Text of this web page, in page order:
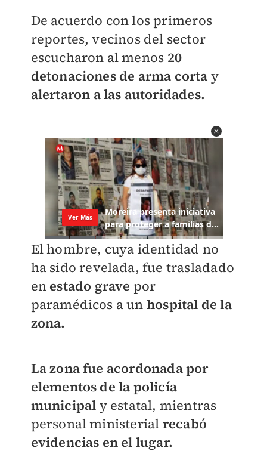
De acuerdo con los primeros
reportes, vecinos del sector
escucharon al menos 20
detonaciones de arma corta y
alertaron a las autoridades.
El hombre, cuya identidad no
ha sido revelada, fue trasladado
en estado grave por
paramédicos a un hospital de la
zona.
La zona fue acordonada por
elementos de la policía
municipal y estatal, mientras
personal ministerial recabó
evidencias en el lugar.